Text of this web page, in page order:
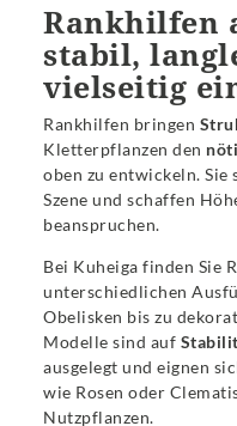
Rankhilfen
stabil,
vielseitig
Rankhilfen bringen
Kletterpflanzen den
oben zu entwickeln. Sie
Szene und schaffen
beanspruchen.
Bei Kuheiga finden Sie
unterschiedlichen
Obelisken bis zu
Modelle sind auf
ausgelegt und eignen
wie Rosen oder
Nutzpflanzen.